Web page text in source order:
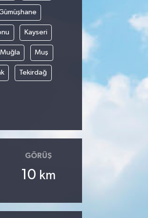
Kayseri
Muğla Muş
Tekirdağ
GÖRÜŞ
10 km